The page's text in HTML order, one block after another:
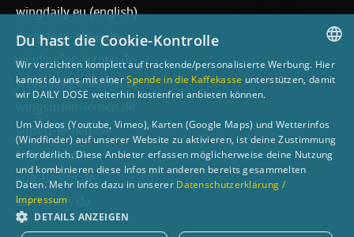
wingdaily.eu(english)
dailydose-shop.de
windsurfen-lernen.de
wellenreiten-lernen.de
surfen-lernen.de
foilsurfen.de
sup-basics.de
ski-basics.de
GERMAN
Du hast die Cookie-Kontrolle
Wir verzichten komplett auf trackende/personalisierte Werbung. Hier
kannst du uns mit einerSpende in die Kaffekasse unterstützen, damit
wir DAILY DOSE weiterhin kostenfrei anbieten können.
Um Videos (Youtube, Vimeo), Karten (Google Maps) und Wetterinfos
(Windfinder) auf unserer Website zu aktivieren, ist deine Zustimmung
erforderlich. Diese Anbieter erfassen möglicherweise deine Nutzung
und kombinieren diese Infos mit anderen bereits gesammelten
Daten. Mehr Infos dazu in unserer Datenschutzerklärung /
Impressum
DETAILS ANZEIGEN